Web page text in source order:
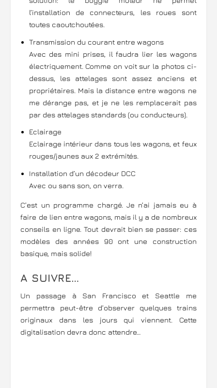
l’installation de connecteurs, les roues sont
toutes caoutchoutées.
Transmission du courant entre wagons
Avec des mini prises, il faudra lier les wagons
électriquement. Comme on voit sur la photos ci-
dessus, les attelages sont assez anciens et
propriétaires. Mais la distance entre wagons ne
me dérange pas, et je ne les remplacerait pas
par des attelages standards (ou conducteurs).
Eclairage
Eclairage intérieur dans tous les wagons, et feux
rouges/jaunes aux 2 extrémités.
Installation d’un décodeur DCC
Avec ou sans son, on verra.
C’est un programme chargé. Je n’ai jamais eu à
faire de lien entre wagons, mais il y a de nombreux
conseils en ligne. Tout devrait bien se passer: ces
modèles des années 90 ont une construction
basique, mais solide!
A SUIVRE…
Un passage à San Francisco et Seattle me
permettra peut-être d’observer quelques trains
originaux dans les jours qui viennent. Cette
digitalisation devra donc attendre…